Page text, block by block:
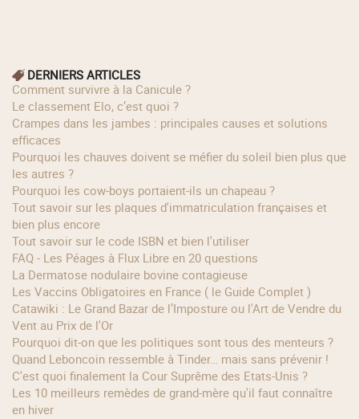
DERNIERS ARTICLES
Comment survivre à la Canicule ?
Le classement Elo, c’est quoi ?
Crampes dans les jambes : principales causes et solutions
efficaces
Pourquoi les chauves doivent se méfier du soleil bien plus que
les autres ?
Pourquoi les cow‑boys portaient‑ils un chapeau ?
Tout savoir sur les plaques d'immatriculation françaises et
bien plus encore
Tout savoir sur le code ISBN et bien l'utiliser
FAQ - Les Péages à Flux Libre en 20 questions
La Dermatose nodulaire bovine contagieuse
Les Vaccins Obligatoires en France ( le Guide Complet )
Catawiki : Le Grand Bazar de l’Imposture ou l'Art de Vendre du
Vent au Prix de l'Or
Pourquoi dit-on que les politiques sont tous des menteurs ?
Quand Leboncoin ressemble à Tinder… mais sans prévenir !
C'est quoi finalement la Cour Suprême des Etats-Unis ?
Les 10 meilleurs remèdes de grand-mère qu'il faut connaître
en hiver